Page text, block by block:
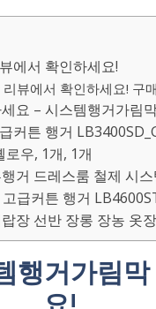
에서 확인하세요!
뷰에서 확인하세요! 구
요 – 시스템행거가림
커튼 행거
우, 1개, 1개
거 드레스룸 철제 시
급커튼 행거
장 선반 장롱 장농 옷
행거가림